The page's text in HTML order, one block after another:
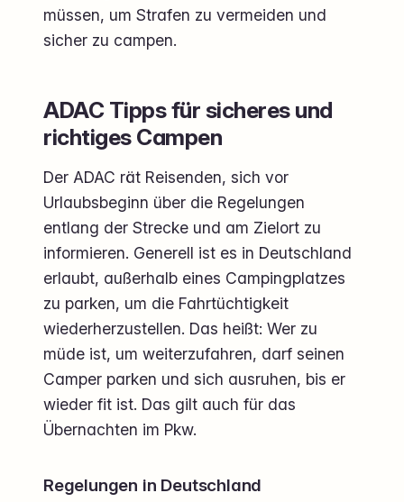
müssen, um Strafen zu vermeiden und
sicher zu campen.
ADAC Tipps für sicheres und
richtiges Campen
Der ADAC rät Reisenden, sich vor
Urlaubsbeginn über die Regelungen
entlang der Strecke und am Zielort zu
informieren. Generell ist es in Deutschland
erlaubt, außerhalb eines Campingplatzes
zu parken, um die Fahrtüchtigkeit
wiederherzustellen. Das heißt: Wer zu
müde ist, um weiterzufahren, darf seinen
Camper parken und sich ausruhen, bis er
wieder fit ist. Das gilt auch für das
Übernachten im Pkw.
Regelungen in Deutschland